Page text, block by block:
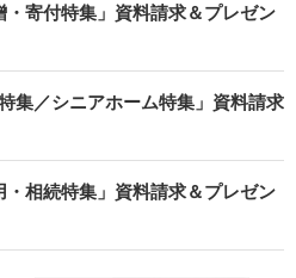
寄付特集」資料請求＆プレゼン
集／シニアホーム特集」資料請求
相続特集」資料請求＆プレゼン